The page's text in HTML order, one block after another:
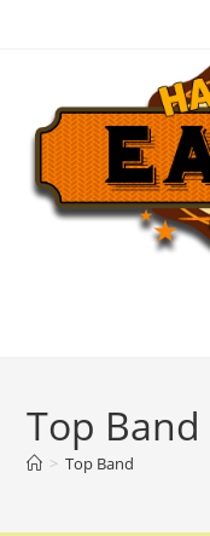
Top Band
> Top Band